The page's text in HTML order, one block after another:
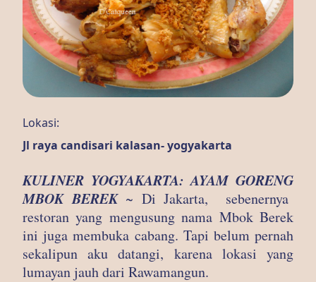
Lokasi:
Jl raya candisari kalasan- yogyakarta
KULINER YOGYAKARTA: AYAM GORENG
MBOK BEREK ~ Di Jakarta, sebenernya
restoran yang mengusung nama Mbok Berek
ini juga membuka cabang. Tapi belum pernah
sekalipun aku datangi, karena lokasi yang
lumayan jauh dari Rawamangun.